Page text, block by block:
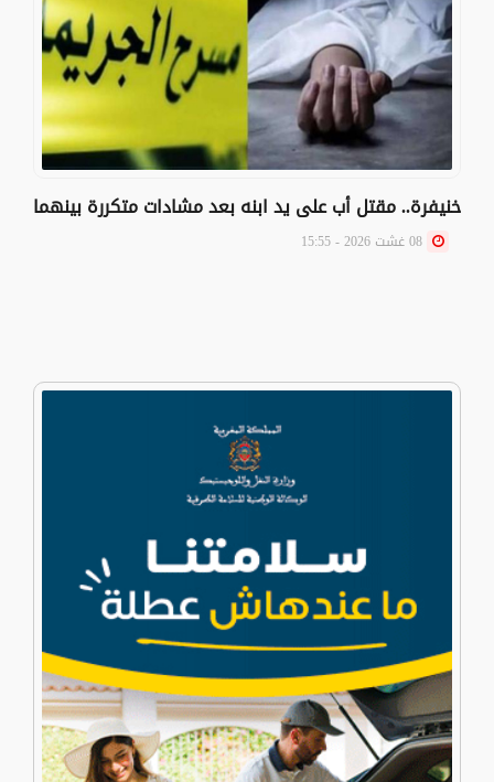
خنيفرة.. مقتل أب على يد ابنه بعد مشادات متكررة بينهما